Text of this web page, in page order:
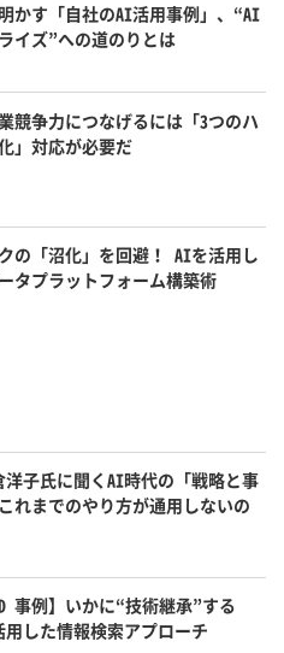
明かす「自社のAI活用事例」、“AI
イズ”への道のりとは
競争力につなげるには「3つのハ
」対応が必要だ
の「沼化」を回避！ AIを活用し
タプラットフォーム構築術
子氏に聞くAI時代の「戦略と事
れまでのやり方が通用しないの
事例】いかに“技術継承”する
した情報検索アプローチ